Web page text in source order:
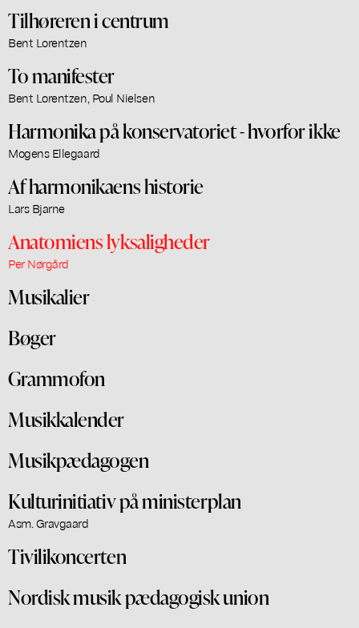
Tilhøreren i centrum
Bent Lorentzen
To manifester
Bent Lorentzen, Poul Nielsen
Harmonika på konservatoriet - hvorfor ikke
Mogens Ellegaard
Af harmonikaens historie
Lars Bjarne
Anatomiens lyksaligheder
Per Nørgård
Musikalier
Bøger
Grammofon
Musikkalender
Musikpædagogen
Kulturinitiativ på ministerplan
Asm. Gravgaard
Tivilikoncerten
Nordisk musik pædagogisk union